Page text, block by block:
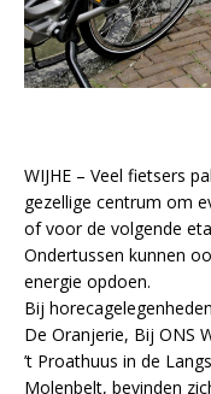
WIJHE – Veel fietsers
gezellige centrum om
of voor de volgende
Ondertussen kunnen
energie opdoen.
Bij
De Oranjerie, Bij ONS
’t Proathuus in de
Molenbelt, bevinden